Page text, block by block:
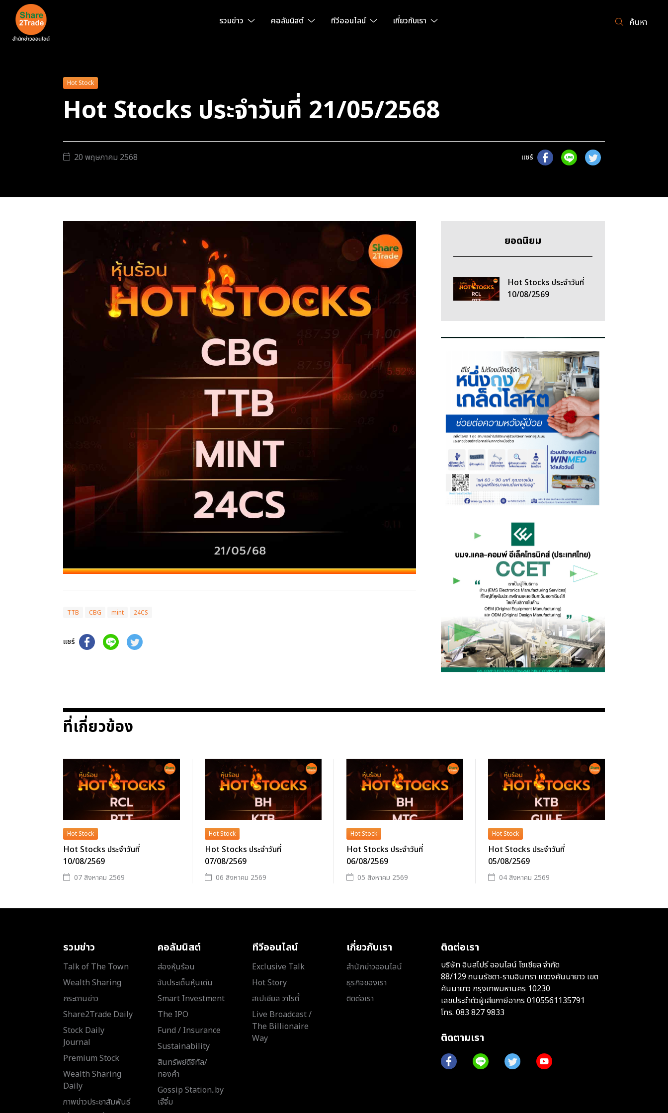
รวมข่าว คอลัมนิสต์ ทีวีออนไลน์ เกี่ยวกับเรา ค้นหา
Hot Stock
Hot Stocks ประจำวันที่ 21/05/2568
20 พฤษภาคม 2568 แชร์
TTB CBG mint 24CS
แชร์
ยอดนิยม
Hot Stocks ประจำวันที่
10/08/2569
ที่เกี่ยวข้อง
Hot Stock
Hot Stocks ประจำวันที่
10/08/2569
07 สิงหาคม 2569
Hot Stock
Hot Stocks ประจำวันที่
07/08/2569
06 สิงหาคม 2569
Hot Stock
Hot Stocks ประจำวันที่
06/08/2569
05 สิงหาคม 2569
Hot Stock
Hot Stocks ประจำวันที่
05/08/2569
04 สิงหาคม 2569
รวมข่าว
Talk of The Town
Wealth Sharing
กระดานข่าว
Share2Trade Daily
Stock Daily
Journal
Premium Stock
Wealth Sharing
Daily
ภาพข่าวประชาสัมพันธ์
คอลัมนิสต์
ส่องหุ้นร้อน
จับประเด็นหุ้นเด่น
Smart Investment
The IPO
Fund / Insurance
Sustainability
สินทรัพย์ดิจิทัล/
ทองคำ
Gossip Station..by
เจ๊จิ๋ม
ทีวีออนไลน์
Exclusive Talk
Hot Story
สเปเชียล วาไรตี้
Live Broadcast /
The Billionaire
Way
เกี่ยวกับเรา
สำนักข่าวออนไลน์
ธุรกิจของเรา
ติดต่อเรา
ติดต่อเรา
บริษัท อินสไปร์ ออนไลน์ โซเชียล จำกัด
88/129 ถนนรัชดา-รามอินทรา แขวงคันนายาว เขต
คันนายาว กรุงเทพมหานคร 10230
เลขประจำตัวผู้เสียภาษีอากร 0105561135791
โทร. 083 827 9833
ติดตามเรา